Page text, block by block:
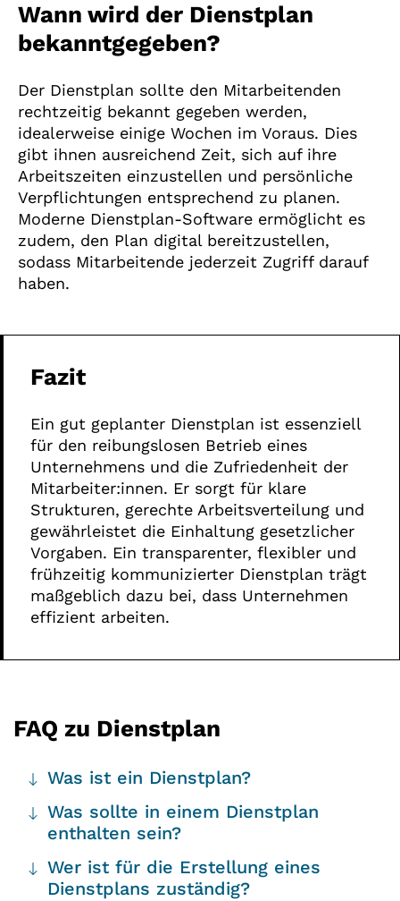
Wann wird der Dienstplan
bekanntgegeben?
Der Dienstplan sollte den Mitarbeitenden
rechtzeitig bekannt gegeben werden,
idealerweise einige Wochen im Voraus. Dies
gibt ihnen ausreichend Zeit, sich auf ihre
Arbeitszeiten einzustellen und persönliche
Verpflichtungen entsprechend zu planen.
Moderne Dienstplan-Software ermöglicht es
zudem, den Plan digital bereitzustellen,
sodass Mitarbeitende jederzeit Zugriff darauf
haben.
Fazit
Ein gut geplanter Dienstplan ist essenziell
für den reibungslosen Betrieb eines
Unternehmens und die Zufriedenheit der
Mitarbeiter:innen. Er sorgt für klare
Strukturen, gerechte Arbeitsverteilung und
gewährleistet die Einhaltung gesetzlicher
Vorgaben. Ein transparenter, flexibler und
frühzeitig kommunizierter Dienstplan trägt
maßgeblich dazu bei, dass Unternehmen
effizient arbeiten.
FAQ zu Dienstplan
Was ist ein Dienstplan?
Was sollte in einem Dienstplan
enthalten sein?
Wer ist für die Erstellung eines
Dienstplans zuständig?